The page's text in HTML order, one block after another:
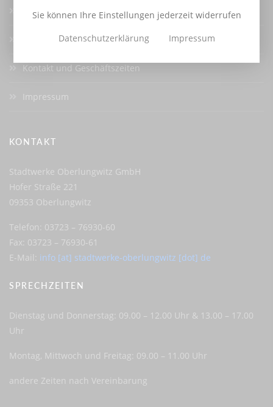
Anmelden
Stadtwerke Oberlungwitz
Kontakt und Geschäftszeiten
Impressum
KONTAKT
Stadtwerke Oberlungwitz GmbH
Hofer Straße 221
09353 Oberlungwitz
Telefon: 03723 – 76930-60
Fax: 03723 – 76930-61
E-Mail: info [at] stadtwerke-oberlungwitz [dot] de
SPRECHZEITEN
Dienstag und Donnerstag: 09.00 – 12.00 Uhr & 13.00 – 17.00
Uhr
Montag, Mittwoch und Freitag: 09.00 – 11.00 Uhr
andere Zeiten nach Vereinbarung
Sie können Ihre Einstellungen jederzeit widerrufen
Datenschutzerklärung
Impressum